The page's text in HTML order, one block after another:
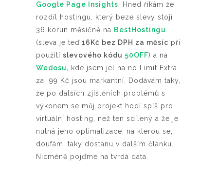
Google Page Insights. Hned říkám že
rozdíl hostingu, který beze slevy stojí
36 korun měsíčně na BestHostingu
(sleva je teď 16Kč bez DPH za měsíc při
použití slevového kódu 50OFF) a na
Wedosu, kde jsem jel na no Limit Extra
za 99 Kč jsou markantní. Dodávám taky,
že po dalších zjištěních problémů s
výkonem se můj projekt hodí spíš pro
virtuální hosting, než ten sdílený a že je
nutná jeho optimalizace, na kterou se,
doufám, taky dostanu v dalším článku.
Nicméně pojďme na tvrdá data.